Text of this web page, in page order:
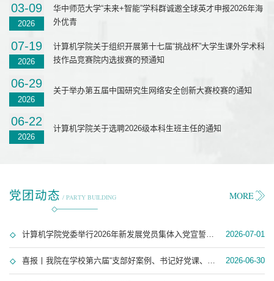
03-09
2026
华中师范大学“未来+智能”学科群诚邀全球英才申报2026年海
外优青
07-19
2026
计算机学院关于组织开展第十七届“挑战杯”大学生课外学术科
技作品竞赛院内选拔赛的预通知
06-29
2026
关于举办第五届中国研究生网络安全创新大赛校赛的通知
06-22
2026
计算机学院关于选聘2026级本科生班主任的通知
党团动态 / PARTY BUILDING MORE
计算机学院党委举行2026年新发展党员集体入党宣誓仪式 2026-07-01
喜报丨我院在学校第六届“支部好案例、书记好党课、党员好故事”展评活动中获佳绩 2026-06-30